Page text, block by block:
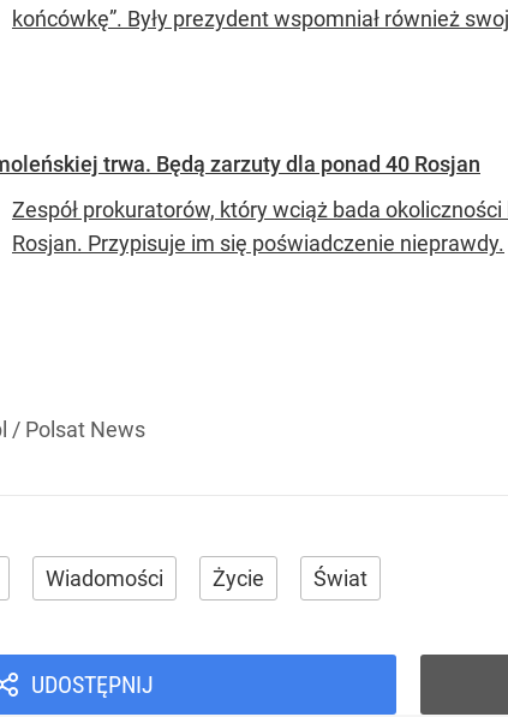
końcówkę”. Były prezydent wspomniał również
trwa. Będą zarzuty dla ponad 40 Rosjan
Zespół prokuratorów, który wciąż bada
Rosjan. Przypisuje im się poświadczenie nieprawdy.
/ Polsat News
Wiadomości Życie Świat
UDOSTĘPNIJ